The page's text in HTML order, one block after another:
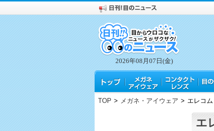
2026年08月07日(金)
TOP > メガネ・アイウェア > エレコ
エ